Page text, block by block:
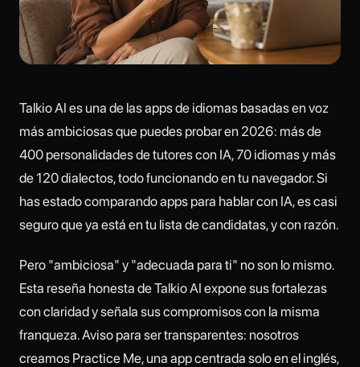
Talkio AI es una de las apps de idiomas basadas en voz
más ambiciosas que puedes probar en 2026: más de
400 personalidades de tutores con IA, 70 idiomas y más
de 120 dialectos, todo funcionando en tu navegador. Si
has estado comparando apps para hablar con IA, es casi
seguro que ya está en tu lista de candidatas, y con razón.
Pero "ambiciosa" y "adecuada para ti" no son lo mismo.
Esta reseña honesta de Talkio AI expone sus fortalezas
con claridad y señala sus compromisos con la misma
franqueza. Aviso para ser transparentes: nosotros
creamos Practice Me, una app centrada solo en el inglés,